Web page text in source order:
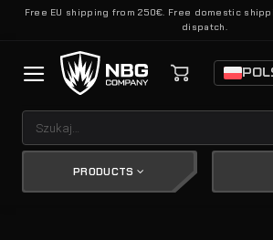
SkipFree EU shipping from 250€. Free domestic
dispatch.
PRODUCTS